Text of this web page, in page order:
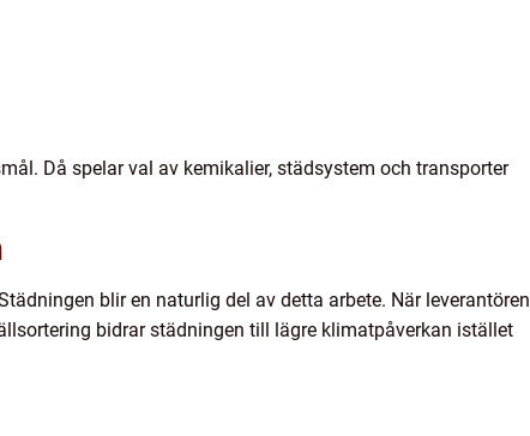
Då spelar val av kemikalier, städsystem och transporter
blir en naturlig del av detta arbete. När leverantören
bidrar städningen till lägre klimatpåverkan istället